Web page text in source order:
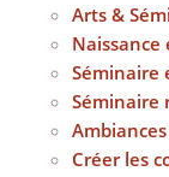
Arts &
Naissance
Séminaire
Séminaire
Créer les